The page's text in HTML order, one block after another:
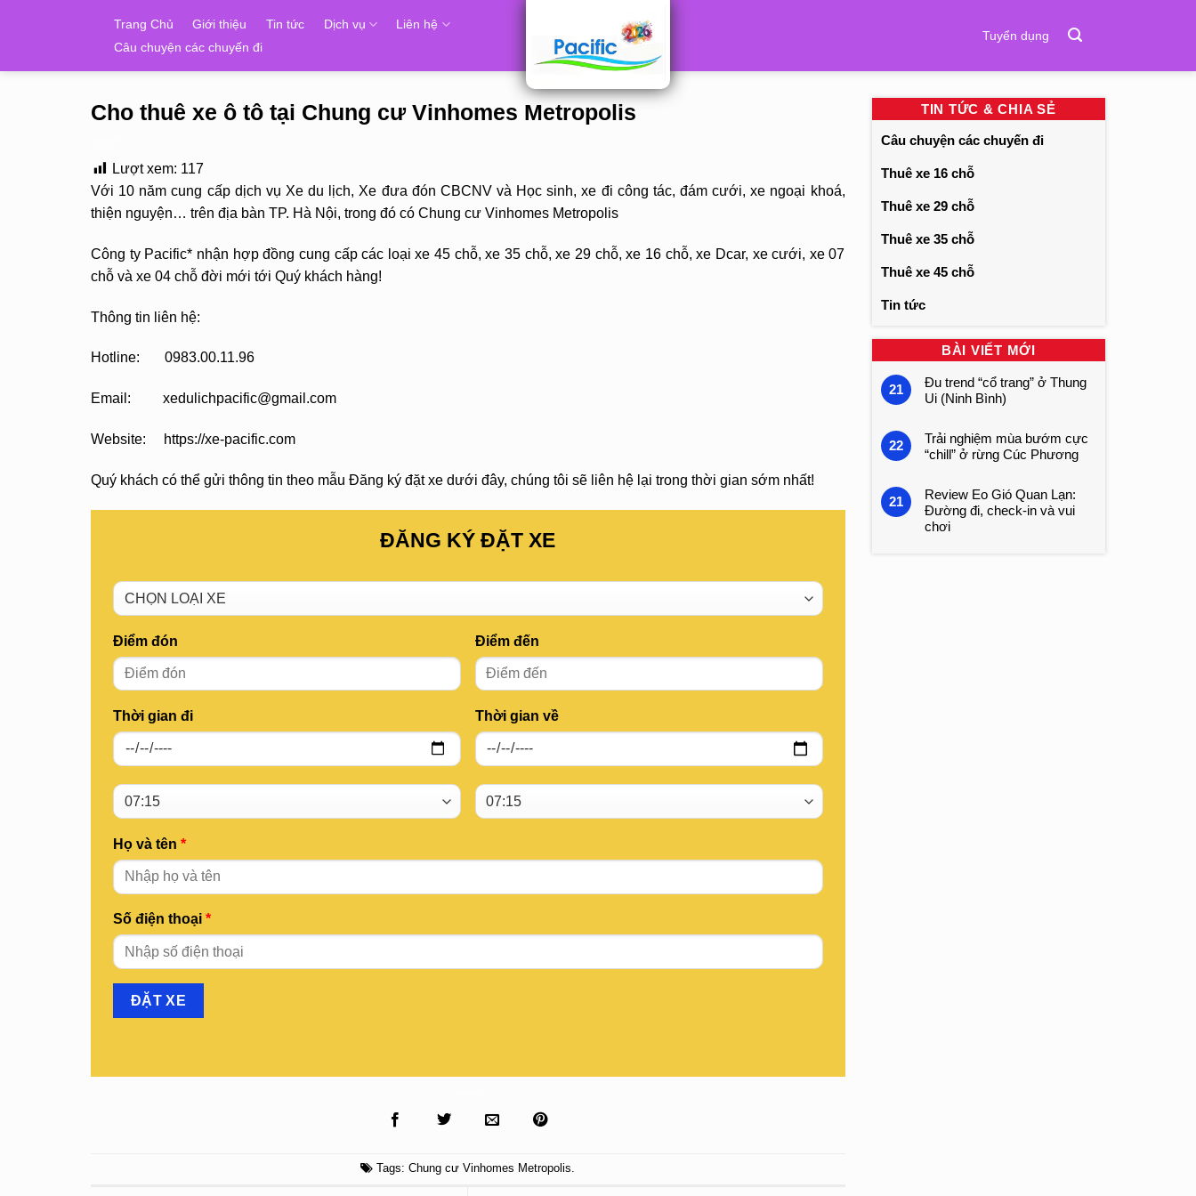
Trang Chủ Giới thiệu Tin tức Dịch vụ
Liên hệ
Câu chuyện các chuyến đi
Tuyển dụng
Cho thuê xe ô tô tại Chung cư Vinhomes Metropolis
Lượt xem: 117
Với 10 năm cung cấp dịch vụ Xe du lịch, Xe đưa đón CBCNV và Học sinh, xe đi công tác, đám cưới, xe ngoại khoá,
thiện nguyện… trên địa bàn TP. Hà Nội, trong đó có Chung cư Vinhomes Metropolis
Công ty Pacific* nhận hợp đồng cung cấp các loại xe 45 chỗ, xe 35 chỗ, xe 29 chỗ, xe 16 chỗ, xe Dcar, xe cưới, xe 07
chỗ và xe 04 chỗ đời mới tới Quý khách hàng!
Thông tin liên hệ:
Hotline: 0983.00.11.96
Email: xedulichpacific@gmail.com
Website: https://xe-pacific.com
Quý khách có thể gửi thông tin theo mẫu Đăng ký đặt xe dưới đây, chúng tôi sẽ liên hệ lại trong thời gian sớm nhất!
ĐĂNG KÝ ĐẶT XE
Điểm đón
Thời gian đi
Điểm đến
Thời gian về
Họ và tên *
Số điện thoại *
Tags:Chung cư Vinhomes Metropolis.
TIN TỨC & CHIA SẺ
Câu chuyện các chuyến đi
Thuê xe 16 chỗ
Thuê xe 29 chỗ
Thuê xe 35 chỗ
Thuê xe 45 chỗ
Tin tức
BÀI VIẾT MỚI
21
Đu trend “cổ trang” ở Thung
Ui (Ninh Bình)
22
Trải nghiệm mùa bướm cực
“chill” ở rừng Cúc Phương
21
Review Eo Gió Quan Lạn:
Đường đi, check-in và vui
chơi